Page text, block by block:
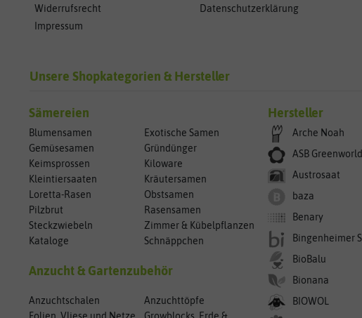
Widerrufsrecht
Impressum
Datenschutzerklärung
Unsere Shopkategorien & Hersteller
Sämereien
Blumensamen
Exotische Samen
Gemüsesamen
Gründünger
Keimsprossen
Kiloware
Kleintiersaaten
Kräutersamen
Loretta-Rasen
Obstsamen
Pilzbrut
Rasensamen
Steckzwiebeln
Zimmer & Kübelpflanzen
Kataloge
Schnäppchen
Anzucht & Gartenzubehör
Anzuchtschalen
Anzuchttöpfe
Hersteller
Arche Noah
ASB Greenworld
Austrosaat
baza
Benary
Bingenheimer
BioBalu
Bionana
BIOWOL